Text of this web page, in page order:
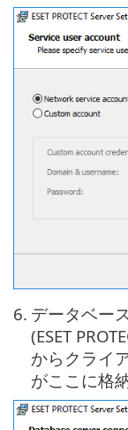
6. データベー
(ESET
からクライ
がここに格